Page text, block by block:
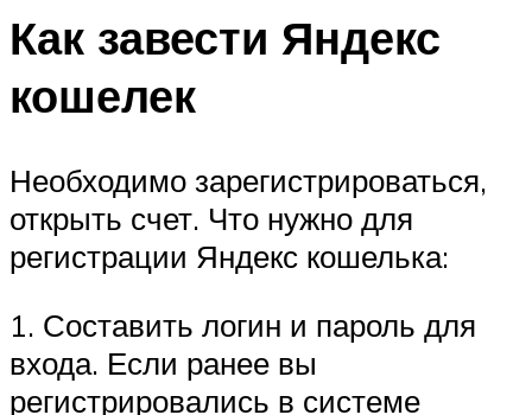
Как завести Яндекс
кошелек
Необходимо зарегистрироваться,
открыть счет. Что нужно для
регистрации Яндекс кошелька:
1. Составить логин и пароль для
входа. Если ранее вы
регистрировались в системе